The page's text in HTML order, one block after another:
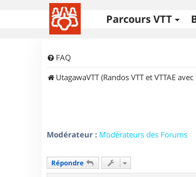
Parcours VTT
FAQ
UtagawaVTT (Randos VTT et VTTAE avec
Modérateur : Modérateurs des Forums
Répondre